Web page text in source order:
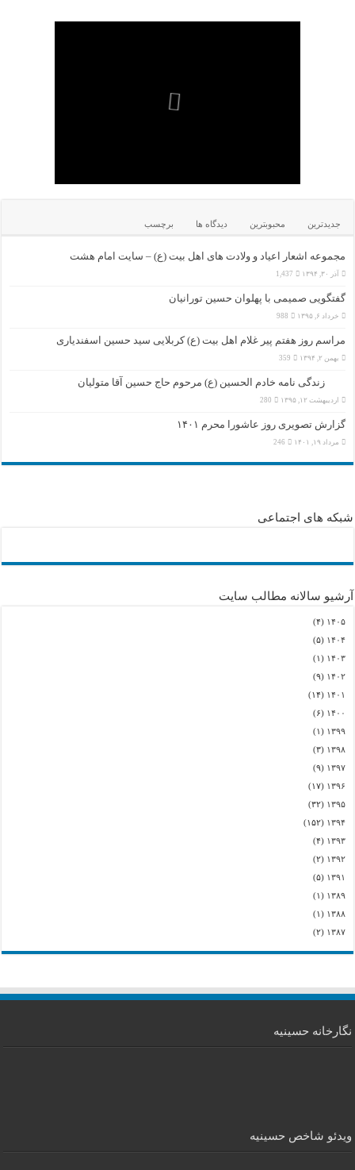
جدیدترین محبوبترین دیدگاه ها برچسب
مجموعه اشعار اعیاد و ولادت های اهل بیت (ع) – سایت امام هشت
آذر ۳۰, ۱۳۹۴ 1,437
گفتگویی صمیمی با پهلوان حسین تورانیان
خرداد ۶, ۱۳۹۵ 988
مراسم روز هفتم پیر غلام اهل بیت (ع) کربلایی سید حسین اسفندیاری
بهمن ۲, ۱۳۹۴ 359
زندگی نامه خادم الحسین (ع) مرحوم حاج حسین آقا متولیان
اردیبهشت ۱۲, ۱۳۹۵ 280
گزارش تصویری روز عاشورا محرم ۱۴۰۱
مرداد ۱۹, ۱۴۰۱ 246
شبکه های اجتماعی
آرشیو سالانه مطالب سایت
۱۴۰۵ (۴)
۱۴۰۴ (۵)
۱۴۰۳ (۱)
۱۴۰۲ (۹)
۱۴۰۱ (۱۴)
۱۴۰۰ (۶)
۱۳۹۹ (۱)
۱۳۹۸ (۳)
۱۳۹۷ (۹)
۱۳۹۶ (۱۷)
۱۳۹۵ (۳۲)
۱۳۹۴ (۱۵۲)
۱۳۹۳ (۴)
۱۳۹۲ (۲)
۱۳۹۱ (۵)
۱۳۸۹ (۱)
۱۳۸۸ (۱)
۱۳۸۷ (۲)
نگارخانه حسینیه
ویدئو شاخص حسینیه